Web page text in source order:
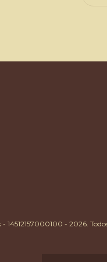
- 2026. Todos